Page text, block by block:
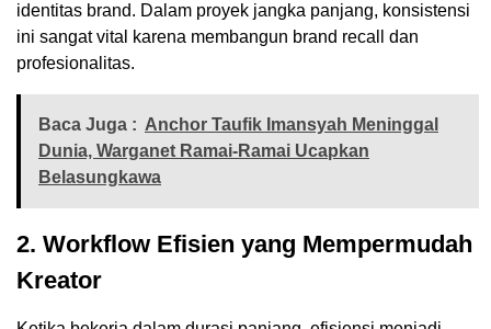
identitas brand. Dalam proyek jangka panjang, konsistensi
ini sangat vital karena membangun brand recall dan
profesionalitas.
Baca Juga : Anchor Taufik Imansyah Meninggal
Dunia, Warganet Ramai-Ramai Ucapkan
Belasungkawa
2. Workflow Efisien yang Mempermudah
Kreator